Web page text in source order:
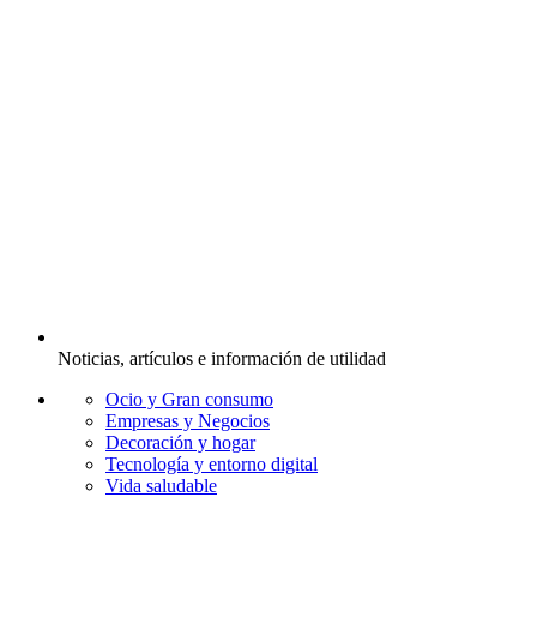
Noticias, artículos e información de utilidad
Ocio y Gran consumo
Empresas y Negocios
Decoración y hogar
Tecnología y entorno digital
Vida saludable